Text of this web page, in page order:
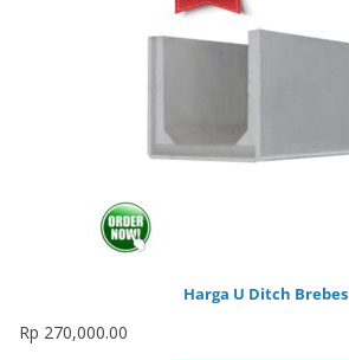
Harga U Ditch Brebes
Rp 270,000.00